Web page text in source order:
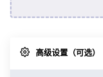
来自
高级设置（可选）